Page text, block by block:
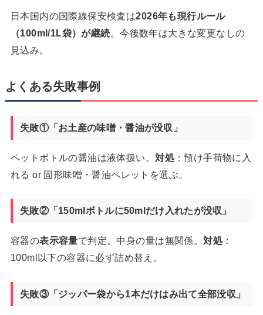
日本国内の国際線保安検査は2026年も現行ルール
（100ml/1L袋）が継続。今後数年は大きな変更なしの
見込み。
よくある失敗事例
失敗①「お土産の味噌・醤油が没収」
ペットボトルの醤油は液体扱い。対処：預け手荷物に入
れる or 固形味噌・醤油ペレットを選ぶ。
失敗②「150mlボトルに50mlだけ入れたが没収」
容器の表示容量で判定。中身の量は無関係。対処 ：
100ml以下の容器に必ず詰め替え。
失敗③「ジッパー袋から1本だけはみ出て全部没収」